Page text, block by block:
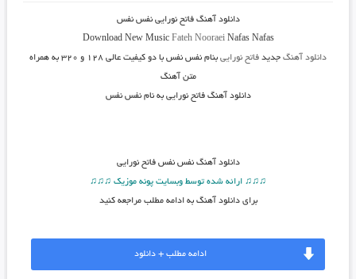
دانلود آهنگفاتح نورایی نفس نفس
Download New Music Fateh NooraeiNafas Nafas
دانلود آهنگجدید فاتح نوراییبنام نفس نفس
با دو کیفیت عالی ۱۲۸ و ۳۲۰ به همراه
متن آهنگ
دانلود آهنگ فاتح نورایی به نام نفس نفس
دانلود آهنگ نفس نفس فاتح نورایی
♫♫♫ ارائه شده توسط وبسایت پونه موزیک ♫♫♫
برای دانلود آهنگ به ادامه مطلب مراجعه کنید
ادامه مطلب + دانلود